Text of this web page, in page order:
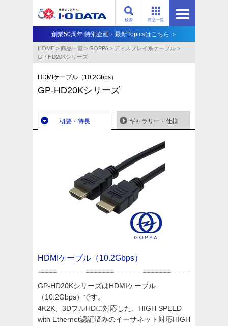
商品一覧
検索
創業50周年 特別企画・最新Topicsはこちら ＞
HOME > 商品一覧 > GOPPA> ディスプレイ系ケーブル >
GP-HD20Kシリーズ
HDMIケーブル（10.2Gbps）
GP-HD20Kシリーズ
概要・特長 ギャラリー・仕様
HDMIケーブル（10.2Gbps）
GP-HD20KシリーズはHDMIケーブル
（10.2Gbps）です。
4K2K、3DフルHDに対応した、HIGH SPEED
with Ethernet認証済みのイーサネット対応HIGH